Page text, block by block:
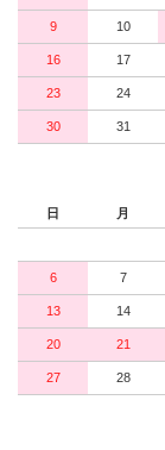
9 10
16 17
23 24
30 31
日 月
6 7
13 14
20 21
27 28